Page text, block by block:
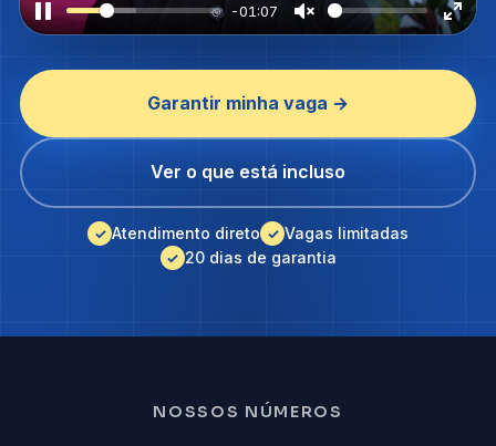
-01:05
Garantir minha vaga →
Ver o que está incluso
Atendimento direto
Vagas limitadas
20 dias de garantia
NOSSOS NÚMEROS